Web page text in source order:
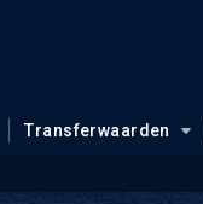
Transferwaarden